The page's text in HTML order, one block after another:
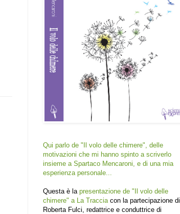
Qui parlo de "Il volo delle chimere", delle
motivazioni che mi hanno spinto a scriverlo
insieme a Spartaco Mencaroni, e di una mia
esperienza personale...
Questa è la presentazione de "Il volo delle
chimere" a La Traccia con la partecipazione di
Roberta Fulci, redattrice e conduttrice di